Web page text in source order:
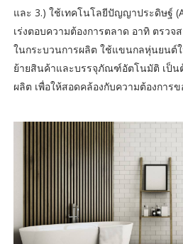
และ 3.) ใช้เทคโนโลยีปัญญาประดิษฐ์
เร่งตอบความต้องการตลาด อาทิ ตรว
ในกระบวนการผลิต ใช้แขนกลหุ่นยน
ย้ายสินค้าและบรรจุภัณฑ์อัตโนมัติ เป็น
ผลิต เพื่อให้สอดคล้องกับความต้องการ